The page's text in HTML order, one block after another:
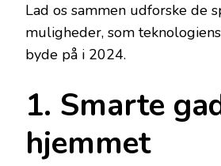
Lad os sammen udforske de
muligheder, som
byde på i 2024.
1. Smarte
hjemmet